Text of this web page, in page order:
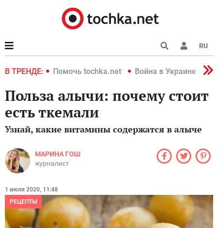
RU
В ТРЕНДЕ:
2022 Помочь tochka.net Война в Украине 2022
Польза алычи: почему стоит
есть ткемали
Узнай, какие витамины содержатся в алыче
МАРИНА ГОШ
журналист
1 июля 2020, 11:48
РЕЦЕПТЫ